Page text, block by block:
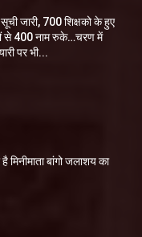
सूची जारी, 700 शिक्षको के हुए
से 400 नाम रुके…चरण में
पर भी...
मिनीमाता बांगो जलाशय का